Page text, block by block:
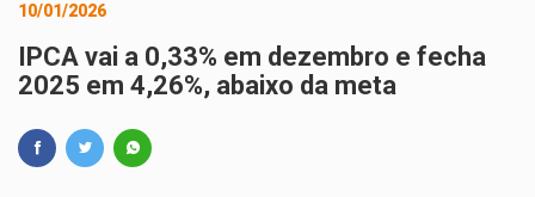
10/01/2026
IPCA vai a 0,33% em dezembro e fecha
2025 em 4,26%, abaixo da meta